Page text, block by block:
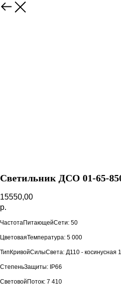
Назад
Светильник ДСО 01-65-
15550,00
р.
ЧастотаПитающейСети: 50
ЦветоваяТемпература: 5 000
ТипКривойСилыСвета: Д110 - косинусная
СтепеньЗащиты: IP66
СветовойПоток: 7 410